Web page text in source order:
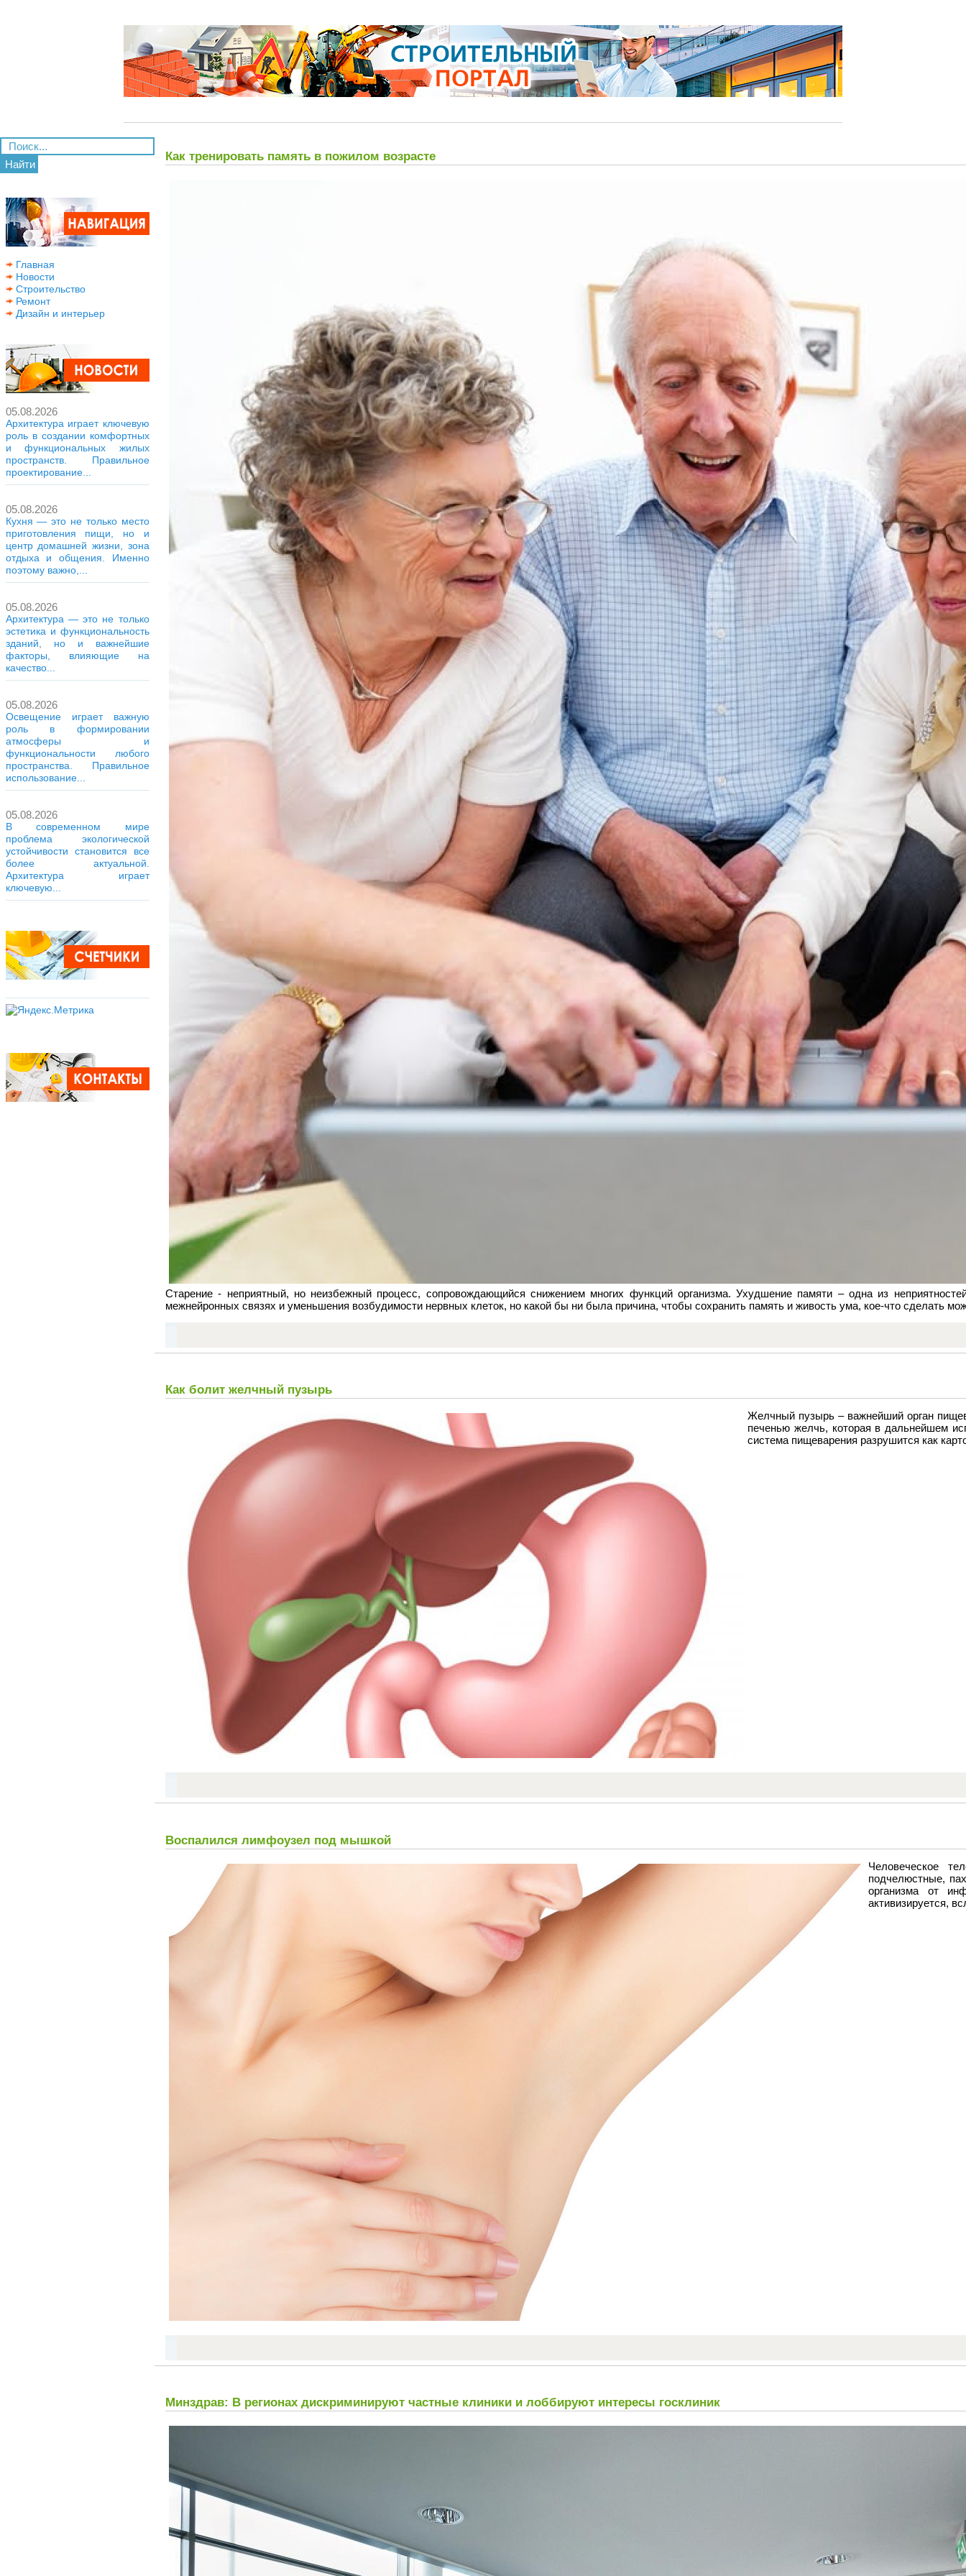
Найти
Главная
Новости
Строительство
Ремонт
Дизайн и интерьер
05.08.2026
Архитектура играет ключевую
роль в создании комфортных
и функциональных жилых
пространств. Правильное
проектирование...
05.08.2026
Кухня — это не только место
приготовления пищи, но и
центр домашней жизни, зона
отдыха и общения. Именно
поэтому важно,...
05.08.2026
Архитектура — это не только
эстетика и функциональность
зданий, но и важнейшие
факторы, влияющие на
качество...
05.08.2026
Освещение играет важную
роль в формировании
атмосферы и
функциональности любого
пространства. Правильное
использование...
05.08.2026
В современном мире
проблема экологической
устойчивости становится все
более актуальной.
Архитектура играет
ключевую...
Как тренировать память в пожилом возрасте
Старение - неприятный, но неизбежный процесс, сопровождающийся снижением многих функций организма. Ухудшение памяти – одна из
межнейронных связях и уменьшения возбудимости нервных клеток, но какой бы ни была причина, чтобы сохранить память и живость ума, кое-что сделать
Как болит желчный пузырь
Желчный пузырь – важнейший орган
печенью желчь, которая в дальнейшем
система пищеварения разрушится как
Воспалился лимфоузел под мышкой
Человеческое
подчелюстные,
организма от
активизируется,
Минздрав: В регионах дискриминируют частные клиники и лоббируют интересы госклиник